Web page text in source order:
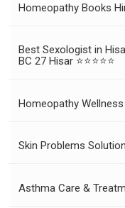
Homeopathy Books
Best Sexologist in
BC 27 Hisar ⭐⭐⭐⭐⭐
Homeopathy Wellness
Skin Problems
Asthma Care &